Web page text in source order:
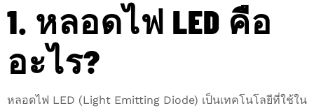
1. หลอดไฟ LED คือ
อะไร?
หลอดไฟ LED (Light Emitting Diode) เป็นเทคโนโลยีที่ใช้ใน